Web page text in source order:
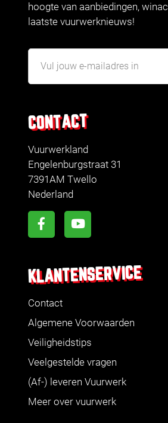
CONTACT
Vuurwerkland
Engelenburgstraat 31
7391AM Twello
Nederland
KLANTENSERVICE
Contact
Algemene Voorwaarden
Veiligheidstips
Veelgestelde vragen
(Af-) leveren Vuurwerk
Meer over vuurwerk
hoogte van aanbiedingen,
laatste vuurwerknieuws!